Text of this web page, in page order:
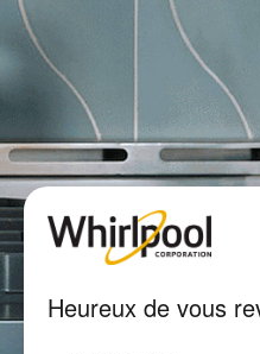
Heureux de vous